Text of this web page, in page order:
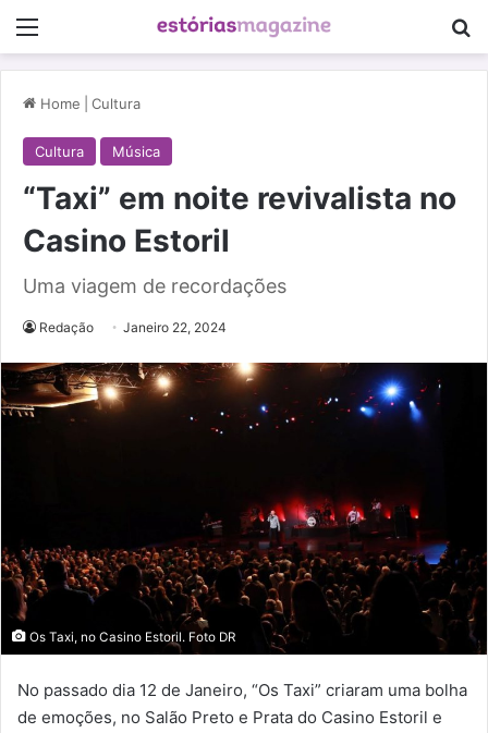
Menu
Home Cultura
Cultura Música
“Taxi” em noite revivalista no
Casino Estoril
Uma viagem de recordações
Redação Janeiro 22, 2024
Os Taxi, no Casino Estoril. Foto DR
No passado dia 12 de Janeiro, “Os Taxi” criaram uma bolha
de emoções, no Salão Preto e Prata do Casino Estoril e